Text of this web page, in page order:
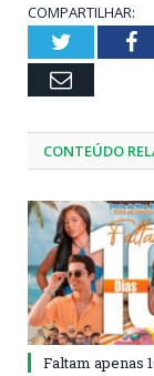
COMPARTILHAR:
Twitter
Email
CONTEÚDO
Faltam apenas